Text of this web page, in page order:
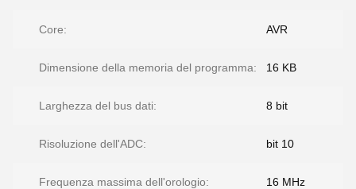
Core: AVR
Dimensione della memoria del programma: 16 KB
Larghezza del bus dati: 8 bit
Risoluzione dell'ADC: bit 10
Frequenza massima dell'orologio: 16 MHz